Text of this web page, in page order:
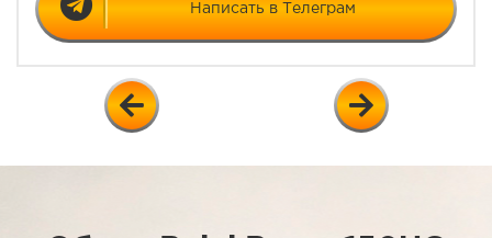
Написать в Телеграм